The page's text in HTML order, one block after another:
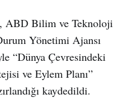
ABD Bilim ve Teknoloji
Yönetimi Ajansı
“Dünya Çevresindeki
ve Eylem Planı”
kaydedildi.